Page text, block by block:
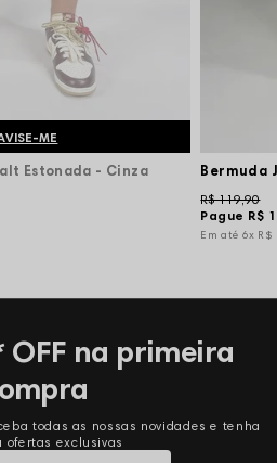
ME
Estonada - Cinza Bermuda
Pague R$
R$ 119,90
6x R$
OFF na primeira
todas as nossas novidades e tenha
ofertas exclusivas